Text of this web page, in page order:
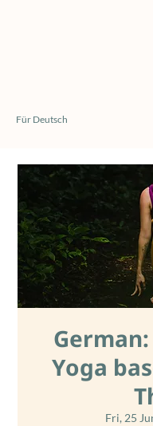
Für Deutsch
Yoga
Fri, 25